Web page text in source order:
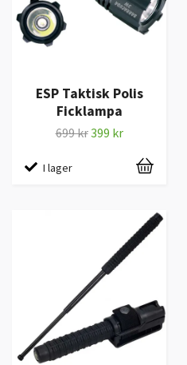
ESP Taktisk Polis
Ficklampa
699 kr399 kr
I lager